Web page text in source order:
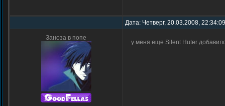
Дата: Четверг, 20.03.2008,
Заноза в попе
у меня еще Silent Huter